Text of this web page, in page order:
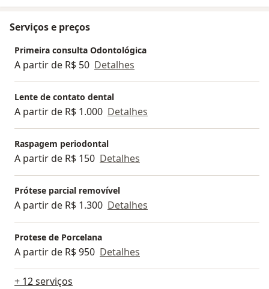
Serviços e preços
Primeira consulta Odontológica
A partir de R$ 50 Detalhes
Lente de contato dental
A partir de R$ 1.000 Detalhes
Raspagem periodontal
A partir de R$ 150 Detalhes
Prótese parcial removível
A partir de R$ 1.300 Detalhes
Protese de Porcelana
A partir de R$ 950 Detalhes
+ 12 serviços